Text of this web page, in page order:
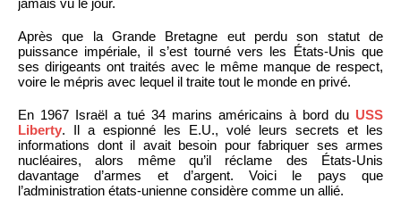
Après que la Grande Bretagne eut perdu son statut de
puissance impériale, il s’est tourné vers les États-Unis que
ses dirigeants ont traités avec le même manque de respect,
voire le mépris avec lequel il traite tout le monde en privé.
En 1967 Israël a tué 34 marins américains à bord du USS
Liberty. Il a espionné les E.U., volé leurs secrets et les
informations dont il avait besoin pour fabriquer ses armes
nucléaires, alors même qu’il réclame des États-Unis
davantage d’armes et d’argent. Voici le pays que
l’administration états-unienne considère comme un allié.